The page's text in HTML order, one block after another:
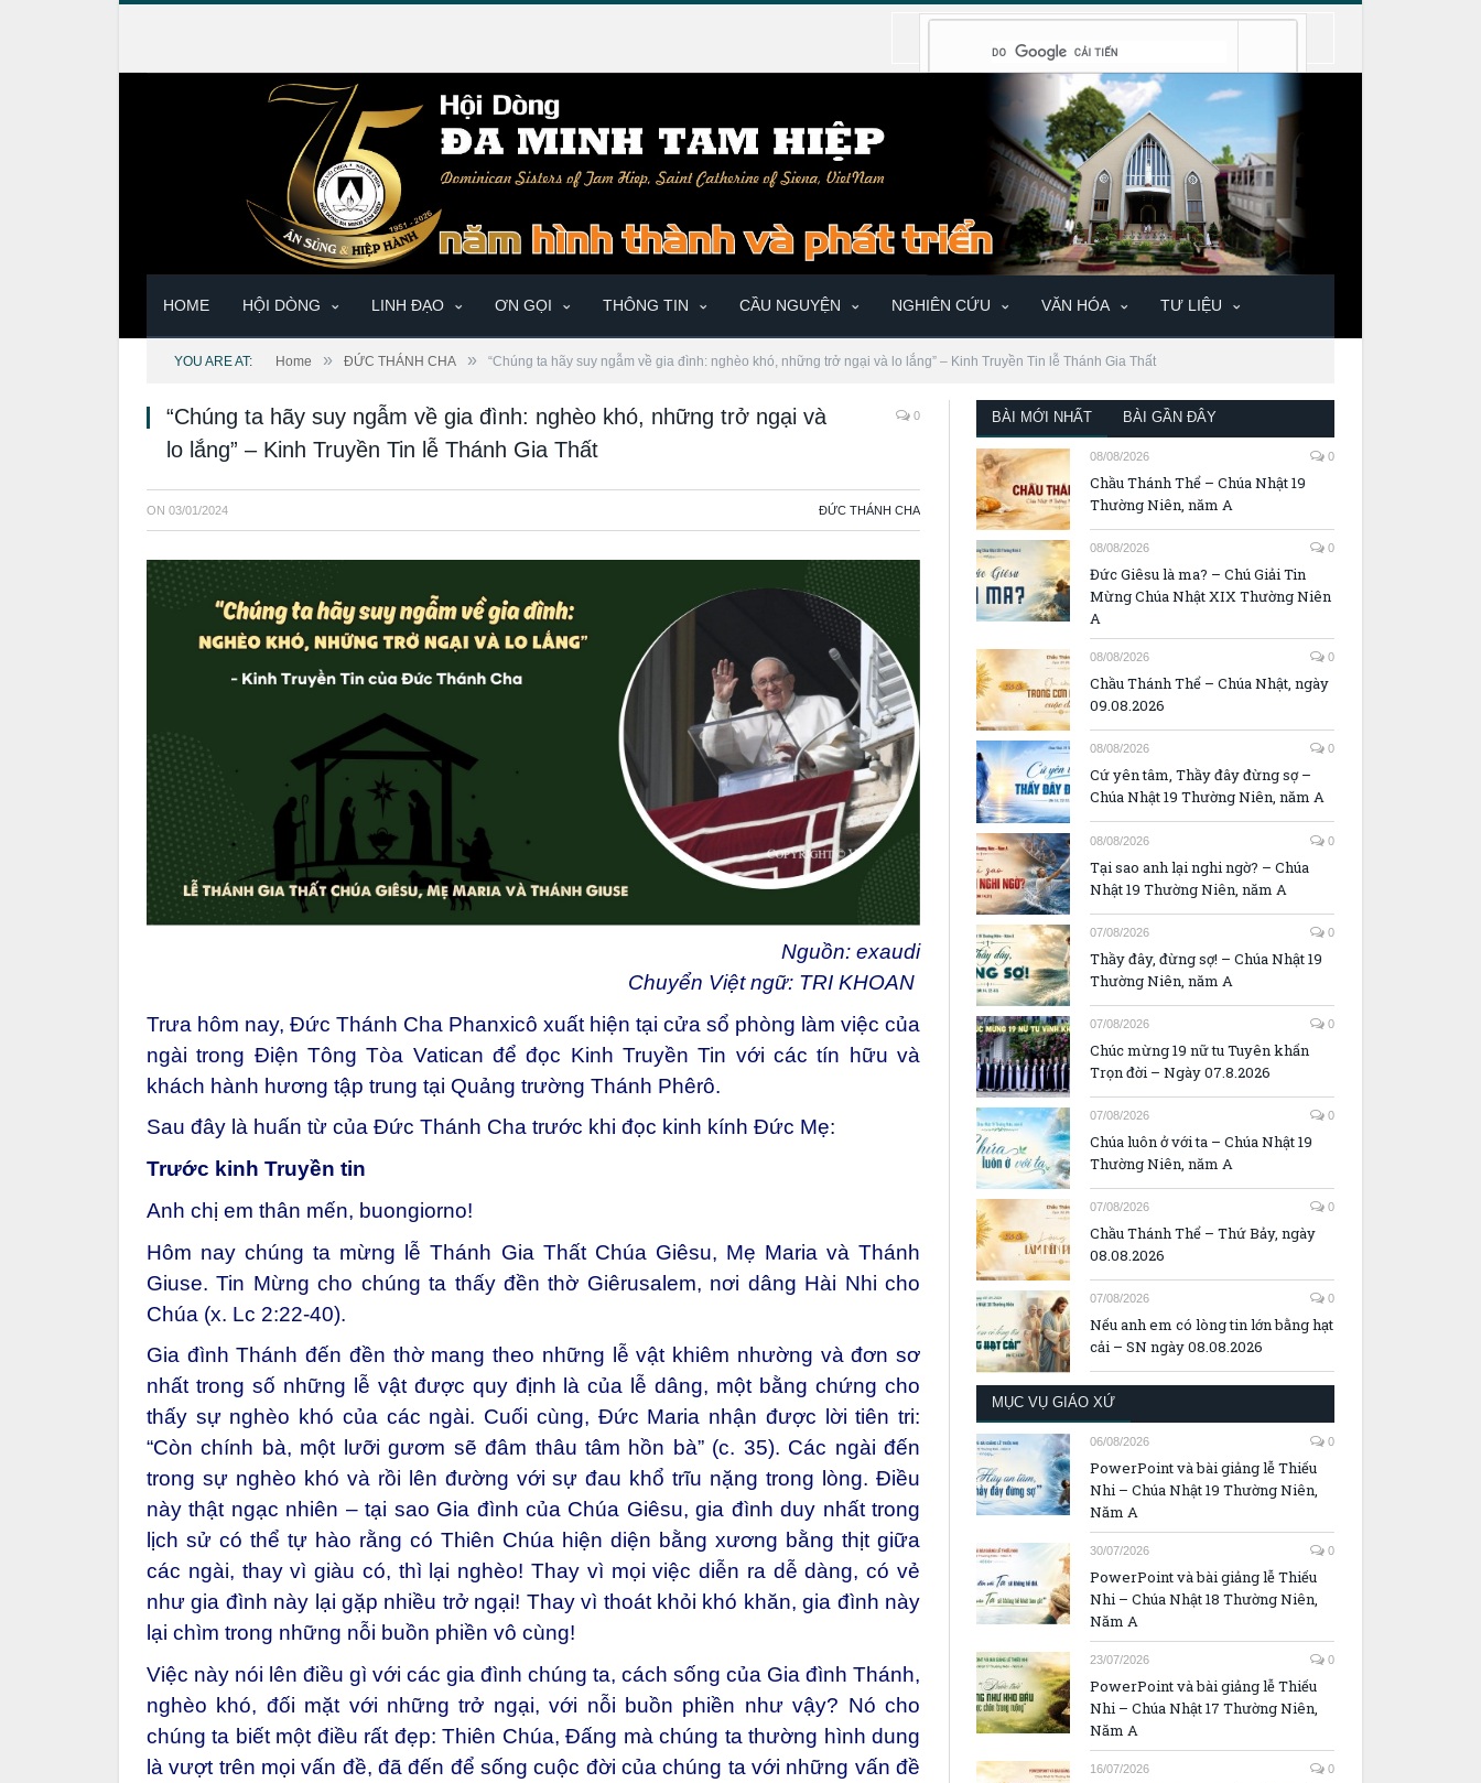
HOME HỘI DÒNG LINH ĐẠO ƠN GỌI THÔNG TIN CẦU NGUYỆN NGHIÊN CỨU VĂN HÓA TƯ LIỆU
YOU ARE AT: Home » ĐỨC THÁNH CHA » “Chúng ta hãy suy ngẫm về gia đình: nghèo khó, những trở ngại và lo lắng” – Kinh Truyền Tin lễ Thánh Gia Thất
“Chúng ta hãy suy ngẫm về gia đình: nghèo khó, những trở ngại và
lo lắng” – Kinh Truyền Tin lễ Thánh Gia Thất
0
ON 03/01/2024 ĐỨC THÁNH CHA
Nguồn: exaudi
Chuyển Việt ngữ: TRI KHOAN
Trưa hôm nay, Đức Thánh Cha Phanxicô xuất hiện tại cửa sổ phòng làm việc của
ngài trong Điện Tông Tòa Vatican để đọc Kinh Truyền Tin với các tín hữu và
khách hành hương tập trung tại Quảng trường Thánh Phêrô.
Sau đây là huấn từ của Đức Thánh Cha trước khi đọc kinh kính Đức Mẹ:
Trước kinh Truyền tin
Anh chị em thân mến, buongiorno!
Hôm nay chúng ta mừng lễ Thánh Gia Thất Chúa Giêsu, Mẹ Maria và Thánh
Giuse. Tin Mừng cho chúng ta thấy đền thờ Giêrusalem, nơi dâng Hài Nhi cho
Chúa (x. Lc 2:22-40).
Gia đình Thánh đến đền thờ mang theo những lễ vật khiêm nhường và đơn sơ
nhất trong số những lễ vật được quy định là của lễ dâng, một bằng chứng cho
thấy sự nghèo khó của các ngài. Cuối cùng, Đức Maria nhận được lời tiên tri:
“Còn chính bà, một lưỡi gươm sẽ đâm thâu tâm hồn bà” (c. 35). Các ngài đến
trong sự nghèo khó và rồi lên đường với sự đau khổ trĩu nặng trong lòng. Điều
này thật ngạc nhiên – tại sao Gia đình của Chúa Giêsu, gia đình duy nhất trong
lịch sử có thể tự hào rằng có Thiên Chúa hiện diện bằng xương bằng thịt giữa
các ngài, thay vì giàu có, thì lại nghèo! Thay vì mọi việc diễn ra dễ dàng, có vẻ
như gia đình này lại gặp nhiều trở ngại! Thay vì thoát khỏi khó khăn, gia đình này
lại chìm trong những nỗi buồn phiền vô cùng!
Việc này nói lên điều gì với các gia đình chúng ta, cách sống của Gia đình Thánh,
nghèo khó, đối mặt với những trở ngại, với nỗi buồn phiền như vậy? Nó cho
chúng ta biết một điều rất đẹp: Thiên Chúa, Đấng mà chúng ta thường hình dung
là vượt trên mọi vấn đề, đã đến để sống cuộc đời của chúng ta với những vấn đề
BÀI MỚI NHẤT BÀI GẦN ĐÂY
08/08/2026 0
Chầu Thánh Thể – Chúa Nhật 19
Thường Niên, năm A
08/08/2026 0
Đức Giêsu là ma? – Chú Giải Tin
Mừng Chúa Nhật XIX Thường Niên
A
08/08/2026 0
Chầu Thánh Thể – Chúa Nhật, ngày
09.08.2026
08/08/2026 0
Cứ yên tâm, Thầy đây đừng sợ –
Chúa Nhật 19 Thường Niên, năm A
08/08/2026 0
Tại sao anh lại nghi ngờ? – Chúa
Nhật 19 Thường Niên, năm A
07/08/2026 0
Thầy đây, đừng sợ! – Chúa Nhật 19
Thường Niên, năm A
07/08/2026 0
Chúc mừng 19 nữ tu Tuyên khấn
Trọn đời – Ngày 07.8.2026
07/08/2026 0
Chúa luôn ở với ta – Chúa Nhật 19
Thường Niên, năm A
07/08/2026 0
Chầu Thánh Thể – Thứ Bảy, ngày
08.08.2026
07/08/2026 0
Nếu anh em có lòng tin lớn bằng hạt
cải – SN ngày 08.08.2026
MỤC VỤ GIÁO XỨ
06/08/2026 0
PowerPoint và bài giảng lễ Thiếu
Nhi – Chúa Nhật 19 Thường Niên,
Năm A
30/07/2026 0
PowerPoint và bài giảng lễ Thiếu
Nhi – Chúa Nhật 18 Thường Niên,
Năm A
23/07/2026 0
PowerPoint và bài giảng lễ Thiếu
Nhi – Chúa Nhật 17 Thường Niên,
Năm A
16/07/2026 0